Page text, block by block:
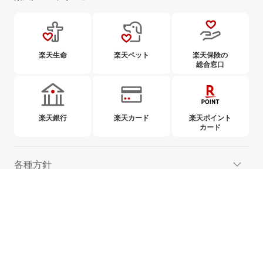
楽天生命 楽天ペット
楽天保険の
総合窓口
楽天銀行 楽天カード
楽天ポイント
カード
各種方針